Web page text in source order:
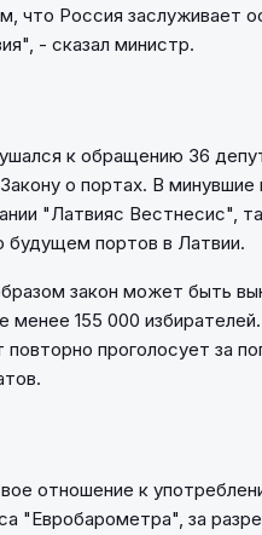
что Россия заслуживает
- сказал министр.
к обращению 36
о портах. В
"Латвияс Вестнесис",
портов в Латвии.
закон может быть
менее 155 000
проголосует за
отношение к
"Евробарометра", за